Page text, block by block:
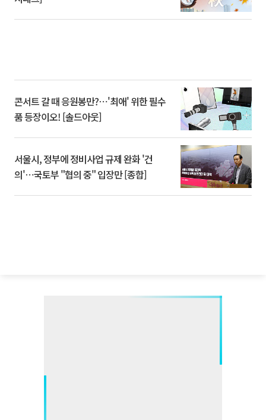
콘서트 갈 때 응원봉만?⋯'최애' 위한 필수
품 등장이오! [솔드아웃]
서울시, 정부에 정비사업 규제 완화 '건
의'⋯국토부 "협의 중" 입장만 [종합]